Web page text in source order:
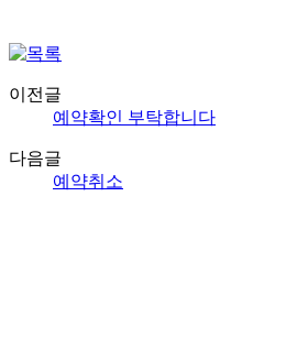
이전글
예약확인 부탁합니다
다음글
예약취소